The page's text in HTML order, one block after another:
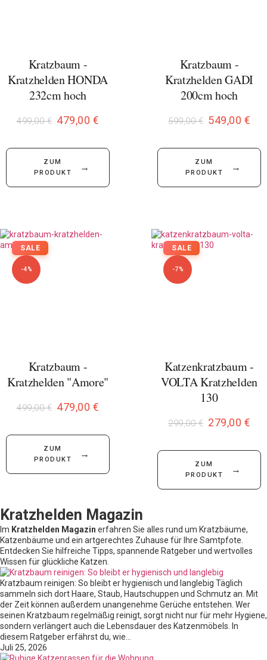
Kratzbaum -
Kratzhelden HONDA
232cm hoch
499,00€ 479,00 €
ZUM
PRODUKT
→
Kratzbaum -
Kratzhelden GADI
200cm hoch
599,00€ 549,00 €
ZUM
PRODUKT
→
SALE
-4%
Kratzbaum -
Kratzhelden "Amore"
499,00€ 479,00 €
ZUM
PRODUKT
→
SALE
-7%
Katzenkratzbaum -
VOLTA Kratzhelden
130
299,00€ 279,00 €
ZUM
PRODUKT
→
Kratzhelden Magazin
Im Kratzhelden Magazin erfahren Sie alles rund um Kratzbäume,
Katzenbäume und ein artgerechtes Zuhause für Ihre Samtpfote.
Entdecken Sie hilfreiche Tipps, spannende Ratgeber und wertvolles
Wissen für glückliche Katzen.
Kratzbaum reinigen: So bleibt er hygienisch und langlebig Täglich
sammeln sich dort Haare, Staub, Hautschuppen und Schmutz an. Mit
der Zeit können außerdem unangenehme Gerüche entstehen. Wer
seinen Kratzbaum regelmäßig reinigt, sorgt nicht nur für mehr Hygiene,
sondern verlängert auch die Lebensdauer des Katzenmöbels. In
diesem Ratgeber erfährst du, wie…
Juli 25, 2026